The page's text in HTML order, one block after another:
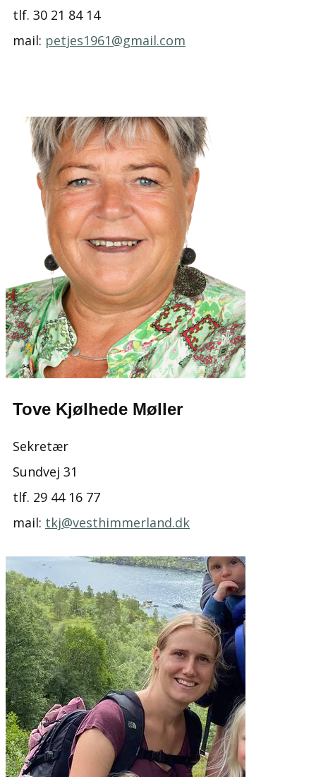
tlf. 30 21 84 14
mail: petjes1961@gmail.com
Tove Kjølhede Møller
Sekretær
Sundvej 31
tlf. ​29 44 16 77
mail: ​ tkj@vesthimmerland.dk